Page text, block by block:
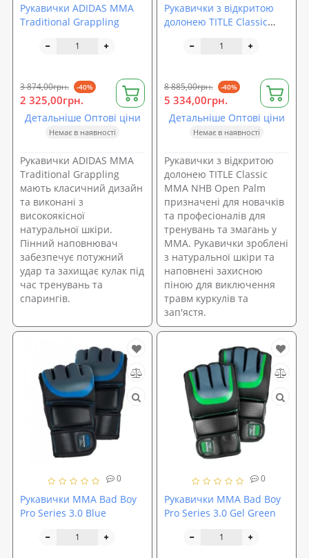
Рукавички ADIDAS MMA
Traditional Grappling
3 874,00грн. -40%
2 325,00грн.
Детальніше Оптові ціни
Немає в наявності
Рукавички ADIDAS MMA
Traditional Grappling
мають класичний дизайн
та виконані з
високоякісної
натуральної шкіри.
Пінний наповнювач
забезпечує потужний
удар та захищає кулак під
час тренувань та
спарингів.
Рукавички з відкритою
долонею TITLE Classic
8 885,00грн. -40%
5 334,00грн.
Детальніше Оптові ціни
Немає в наявності
Рукавички з відкритою
долонею TITLE Classic
MMA NHB Open Palm
призначені для новачків
та професіоналів для
тренувань та змагань у
ММА. Рукавички зроблені
з натуральної шкіри та
наповнені захисною
піною для виключення
травм куркулів та
зап'ястя.
0
Рукавички MMA Bad Boy
Pro Series 3.0 Blue
0
Рукавички MMA Bad Boy
Pro Series 3.0 Gel Green